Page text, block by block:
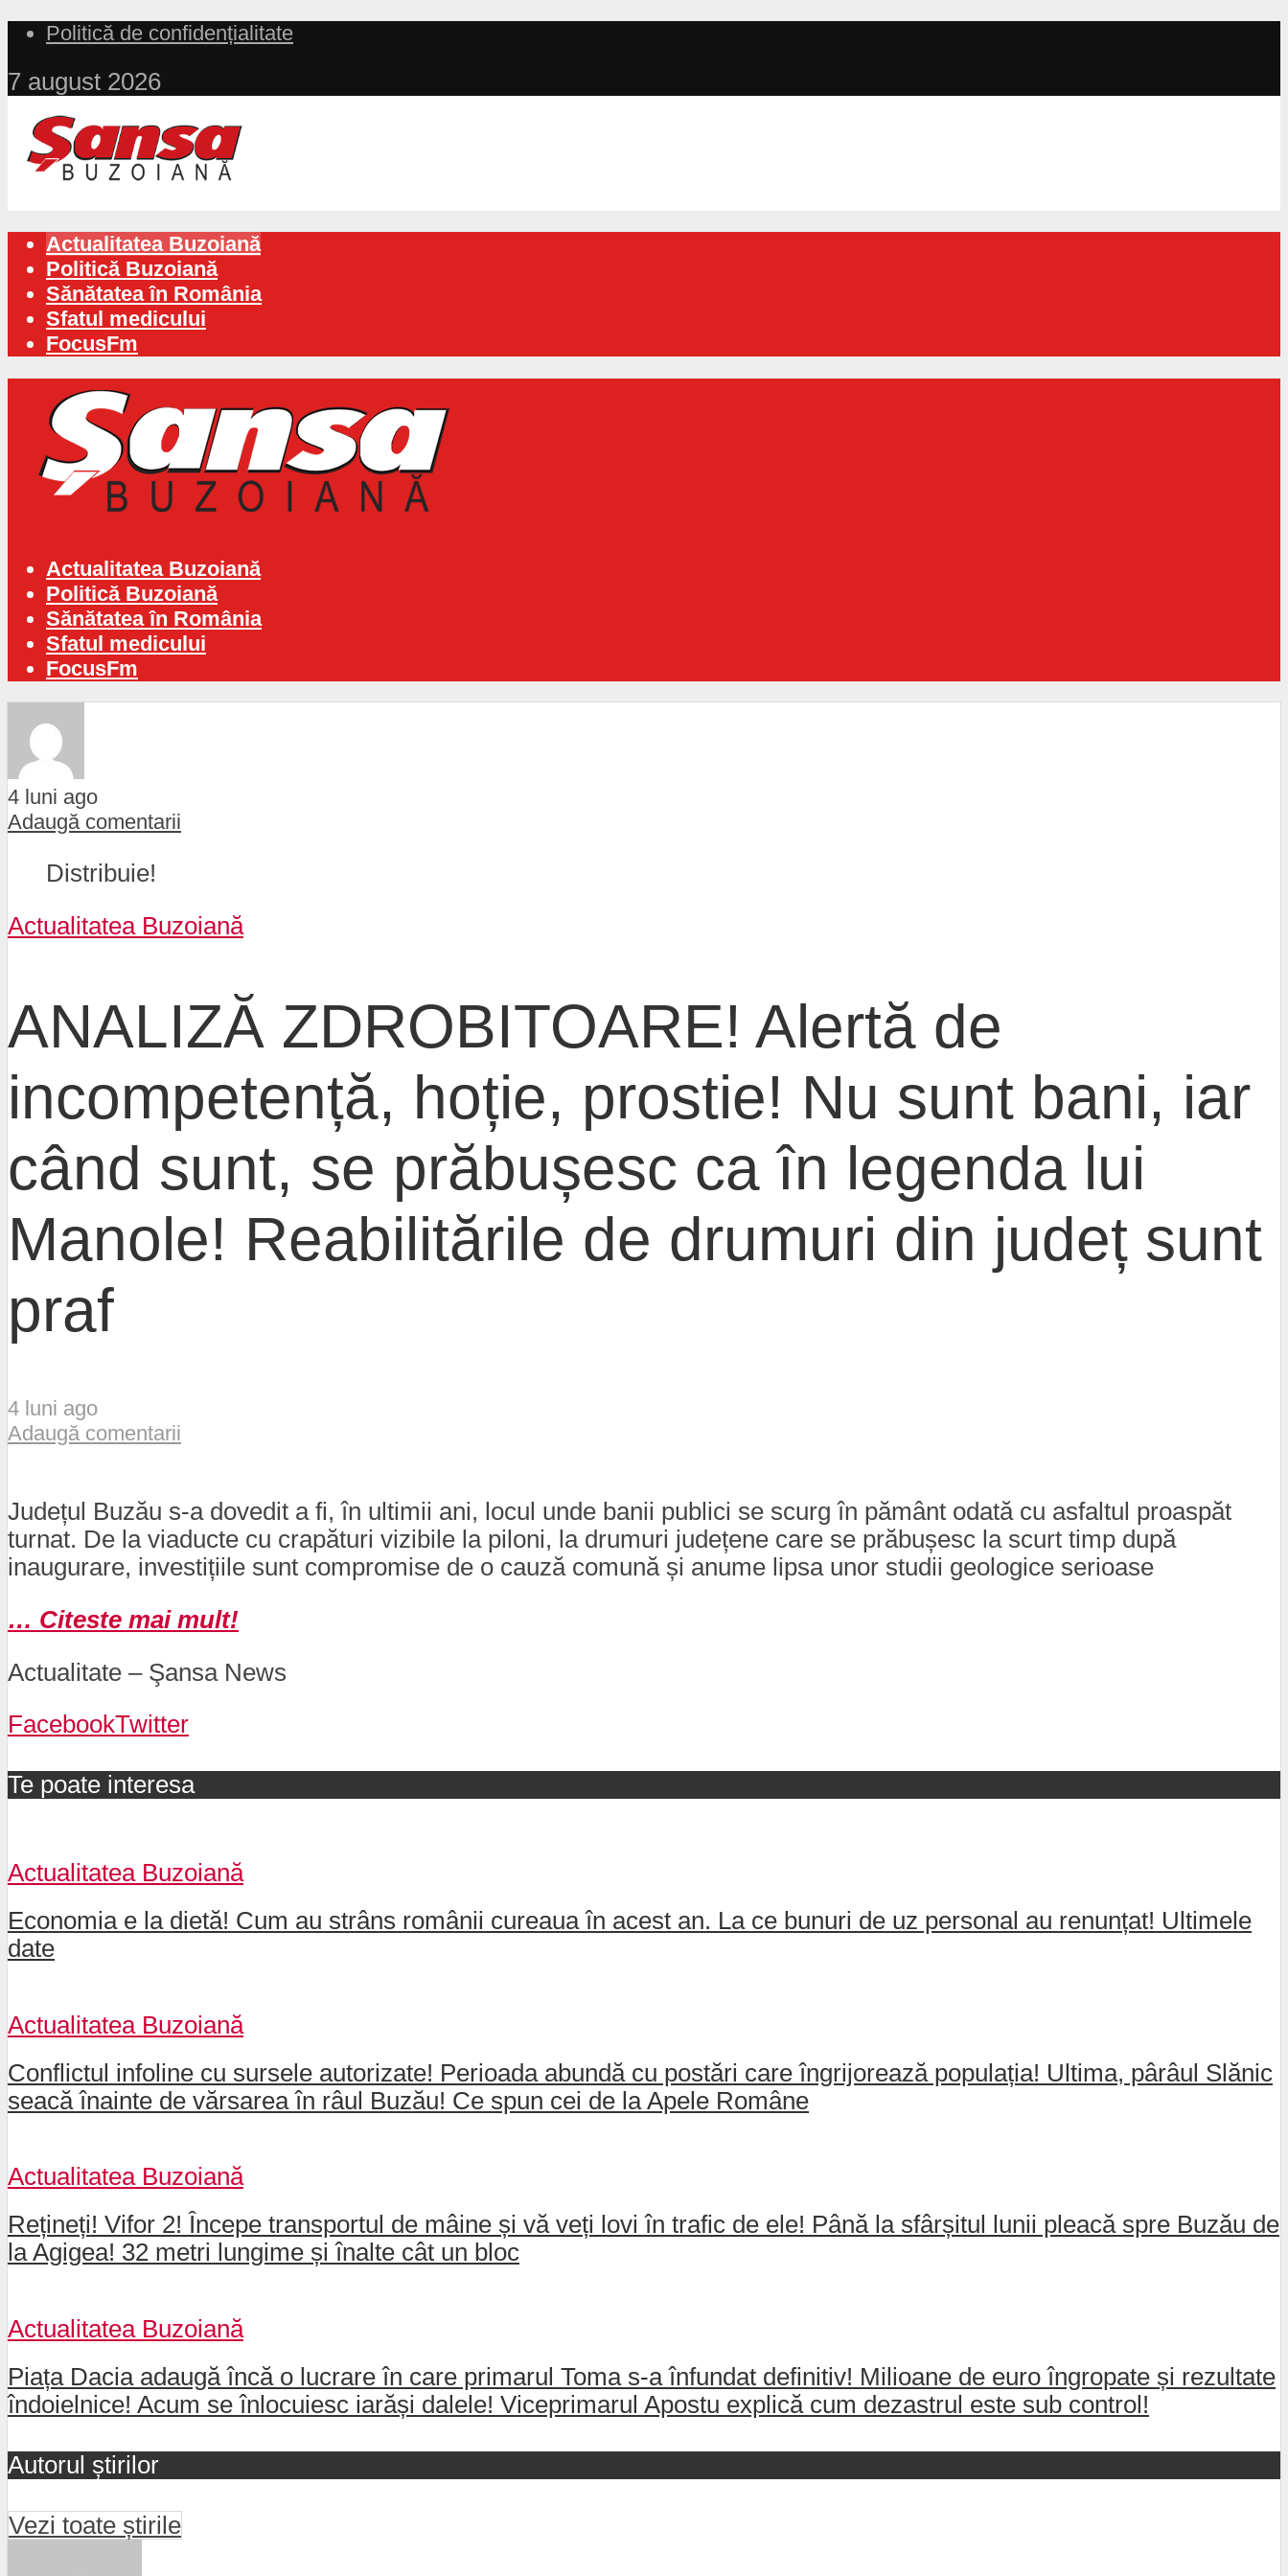
Politică de confidențialitate
7 august 2026
Actualitatea Buzoiană
Politică Buzoiană
Sănătatea în România
Sfatul medicului
FocusFm
Actualitatea Buzoiană
Politică Buzoiană
Sănătatea în România
Sfatul medicului
FocusFm
4 luni ago
Adaugă comentarii
Distribuie!
Actualitatea Buzoiană
ANALIZĂ ZDROBITOARE! Alertă de
incompetență, hoție, prostie! Nu sunt bani, iar
când sunt, se prăbușesc ca în legenda lui
Manole! Reabilitările de drumuri din județ sunt
praf
4 luni ago
Adaugă comentarii
Județul Buzău s-a dovedit a fi, în ultimii ani, locul unde banii publici se scurg în pământ odată cu asfaltul proaspăt
turnat. De la viaducte cu crapături vizibile la piloni, la drumuri județene care se prăbușesc la scurt timp după
inaugurare, investițiile sunt compromise de o cauză comună și anume lipsa unor studii geologice serioase
… Citeste mai mult!
Actualitate – Şansa News
FacebookTwitter
Te poate interesa
Actualitatea Buzoiană
Economia e la dietă! Cum au strâns românii cureaua în acest an. La ce bunuri de uz personal au renunțat! Ultimele
date
Actualitatea Buzoiană
Conflictul infoline cu sursele autorizate! Perioada abundă cu postări care îngrijorează populația! Ultima, pârâul Slănic
seacă înainte de vărsarea în râul Buzău! Ce spun cei de la Apele Române
Actualitatea Buzoiană
Rețineți! Vifor 2! Începe transportul de mâine și vă veți lovi în trafic de ele! Până la sfârșitul lunii pleacă spre Buzău de
la Agigea! 32 metri lungime și înalte cât un bloc
Actualitatea Buzoiană
Piața Dacia adaugă încă o lucrare în care primarul Toma s-a înfundat definitiv! Milioane de euro îngropate și rezultate
îndoielnice! Acum se înlocuiesc iarăși dalele! Viceprimarul Apostu explică cum dezastrul este sub control!
Autorul știrilor
Vezi toate știrile